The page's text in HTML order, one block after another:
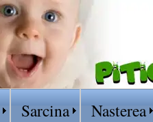
Sarcina Nasterea